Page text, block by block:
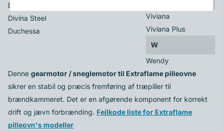
Divina Plus
Divina Steel
Duchessa
Viviana
Viviana Plus
W
Wendy
Denne gearmotor / sneglemotor til Extraflame pilleovne
sikrer en stabil og præcis fremføring af træpiller til
brændkammeret. Det er en afgørende komponent for korrekt
drift og jævn forbrænding. Fejlkode liste for Extraflame
pilleovn's modeller